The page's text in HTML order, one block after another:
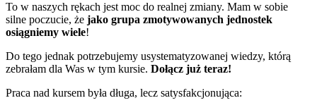
To w naszych rękach jest moc do realnej zmiany. Mam w sobie
silne poczucie, że jako grupa zmotywowanych jednostek
osiągniemy wiele!
Do tego jednak potrzebujemy usystematyzowanej wiedzy, którą
zebrałam dla Was w tym kursie. Dołącz już teraz!
Praca nad kursem była długa, lecz satysfakcjonująca: